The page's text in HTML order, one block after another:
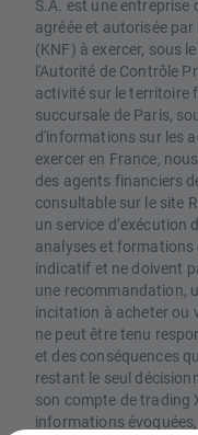
S.A. est une
agréée et autorisée
(KNF) à exercer, sous
l'Autorité de Contrôle
activité sur le territoire
succursale de Paris,
d'informations sur les
exercer en France,
des agents financiers
consultable sur le site
un service d’exécution
analyses et
indicatif et ne doivent
une recommandation,
incitation à acheter ou
ne peut être tenu
et des conséquences
restant le seul
son compte de trading
informations